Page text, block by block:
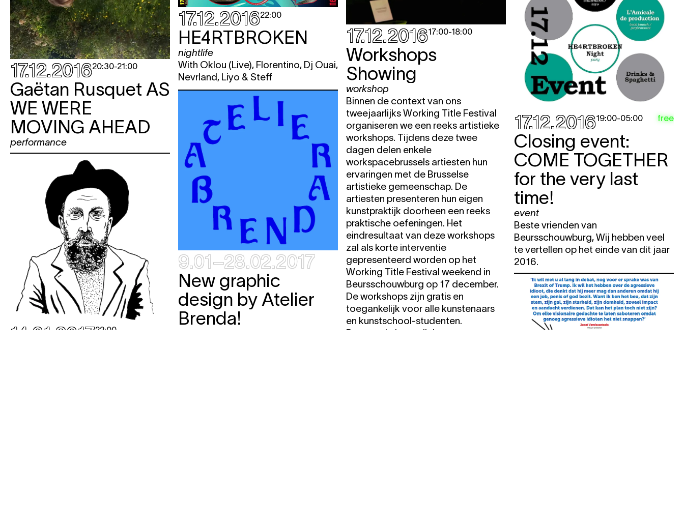
17.12.201617:00-18:00
Workshops
Showing
workshop
Binnen de context van ons
tweejaarlijks Working Title Festival
organiseren we een reeks artistieke
workshops. Tijdens deze twee
dagen delen enkele
workspacebrussels artiesten hun
ervaringen met de Brusselse
artistieke gemeenschap. De
artiesten presenteren hun eigen
kunstpraktijk doorheen een reeks
praktische oefeningen. Het
eindresultaat van deze workshops
zal als korte interventie
gepresenteerd worden op het
Working Title Festival weekend in
Beursschouwburg op 17 december.
De workshops zijn gratis en
toegankelijk voor alle kunstenaars
en kunstschool-studenten.
Reservatie is verplicht.
17.12.201619:00-05:00 free
Closing event:
COME TOGETHER
for the very last
time!
event
Beste vrienden van
Beursschouwburg, Wij hebben veel
te vertellen op het einde van dit jaar
2016.
17.12.201620:30-21:00
Gaëtan Rusquet AS
WE WERE
MOVING AHEAD
performance
17.12.201622:00
HE4RTBROKEN
nightlife
With Oklou (Live), Florentino, Dj Ouai,
Nevrland, Liyo & Steff
9.01–28.02.2017
New graphic
design by Atelier
Brenda!
14.01.201722:00